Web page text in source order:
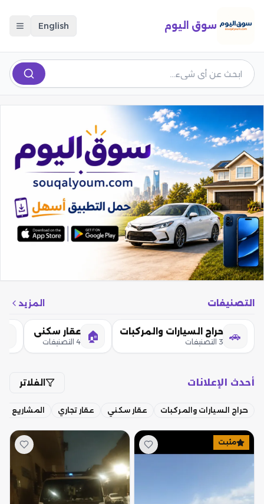
سوق اليوم English
التصنيفات المزيد
🚗 حراج السيارات والمركبات
3 التصنيفات 🏠 عقار سكني
4 التصنيفات
أحدث الإعلانات الفلاتر
حراج السيارات والمركبات عقار سكني عقار تجاري المشاريع
مثبت